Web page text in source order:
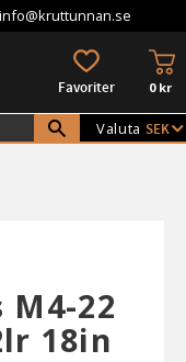
info@kruttunnan.se
FAVORITER 0kr
Valuta
22
18in